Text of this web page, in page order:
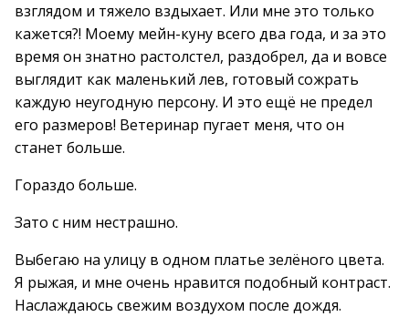
взглядом и тяжело вздыхает. Или мне это только
кажется?! Моему мейн-куну всего два года, и за это
время он знатно растолстел, раздобрел, да и вовсе
выглядит как маленький лев, готовый сожрать
каждую неугодную персону. И это ещё не предел
его размеров! Ветеринар пугает меня, что он
станет больше.
Гораздо больше.
Зато с ним нестрашно.
Выбегаю на улицу в одном платье зелёного цвета.
Я рыжая, и мне очень нравится подобный контраст.
Наслаждаюсь свежим воздухом после дождя.